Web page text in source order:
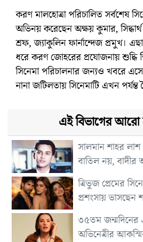
করণ মালহোত্রা পরিচালিত সর্বশেষ
অভিনয় করেছেন অক্ষয় কুমার, সিদ্ধার্থ
শ্রফ, জ্যাকুলিন ফার্নান্দেজ প্রমুখ।
ধরে করণ জোহরের প্রযোজনায় শুদ্ধি
সিনেমা পরিচালনার জন্যও খবরে
নানা জটিলতায় সিনেমাটি এখন পর্যন্ত
এই বিভাগের আরো
সালমান শাহর
বাতিল নয়,
ত্রিভুজ প্রেমের
প্রশংসায় ভাসছেন
৩৫তম জন্মদিনের
অভিনেত্রীর